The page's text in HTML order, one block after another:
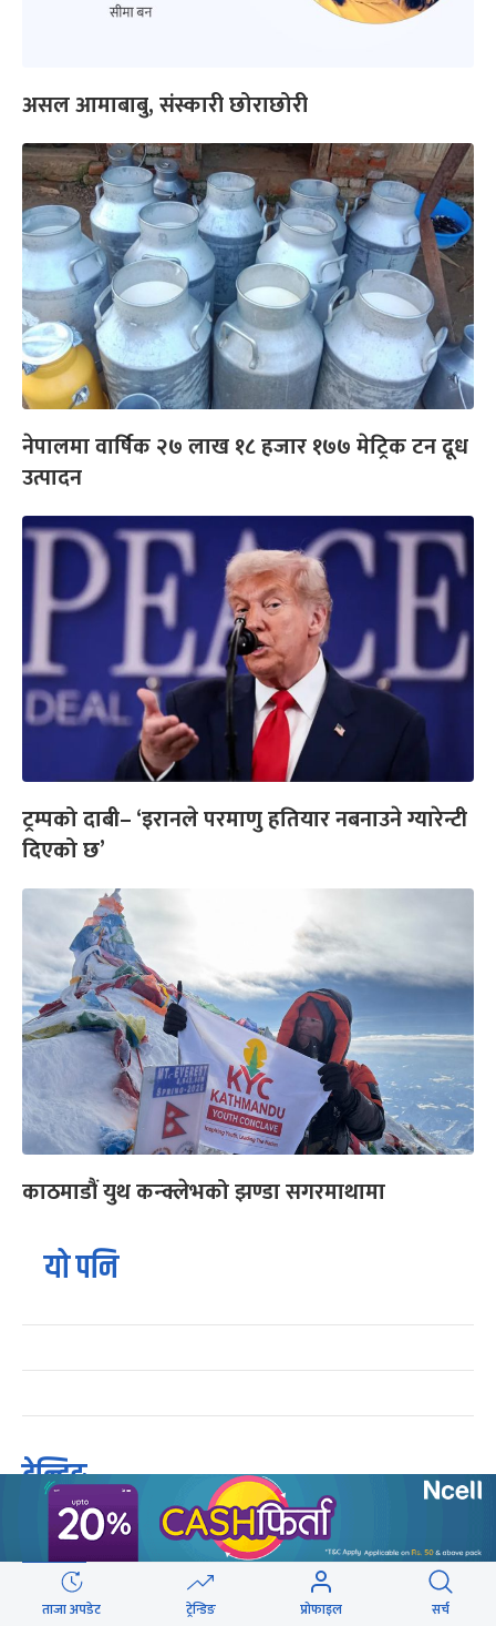
असल आमाबाबु, संस्कारी छोराछोरी
नेपालमा वार्षिक २७ लाख १८ हजार १७७ मेट्रिक टन दूध
उत्पादन
ट्रम्पको दाबी– ‘इरानले परमाणु हतियार नबनाउने ग्यारेन्टी
दिएको छ’
काठमाडौं युथ कन्क्लेभको झण्डा सगरमाथामा
यो पनि
ट्रेन्डिङ
१ गुन्डुमा अड्किए एमाले पुनर्गठनका प्रस्तावहरू
ताजा अपडेट ट्रेन्डिङ प्रोफाइल सर्च